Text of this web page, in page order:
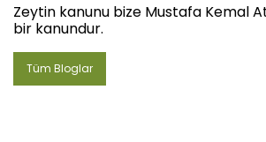
Zeytin kanunu bize Mustafa Kemal
bir kanundur.
Tüm Bloglar